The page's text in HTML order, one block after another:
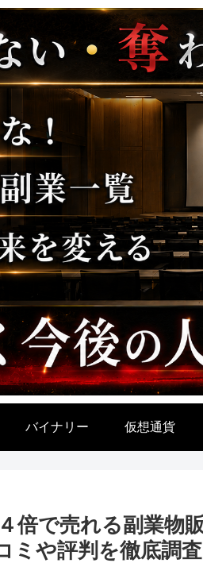
バイナリー 仮想通貨
倍で売れる副業物
ミや評判を徹底調